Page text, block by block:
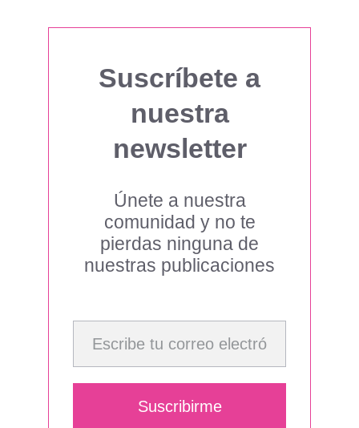
Suscríbete a
nuestra
newsletter
Únete a nuestra
comunidad y no te
pierdas ninguna de
nuestras publicaciones
Escribe tu correo electrónico…
Suscribirme